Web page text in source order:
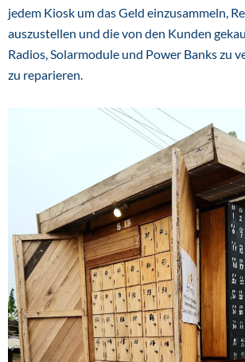
jedem Kiosk um das Geld einzusammeln,
auszustellen und die von den Kunden
Radios, Solarmodule und Power Banks zu
zu reparieren.